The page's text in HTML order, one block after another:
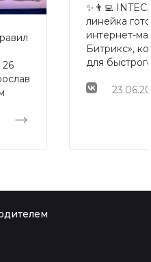
26
у
✨👨‍💻
линейка
интернет-
Битрикс»,
для
разных